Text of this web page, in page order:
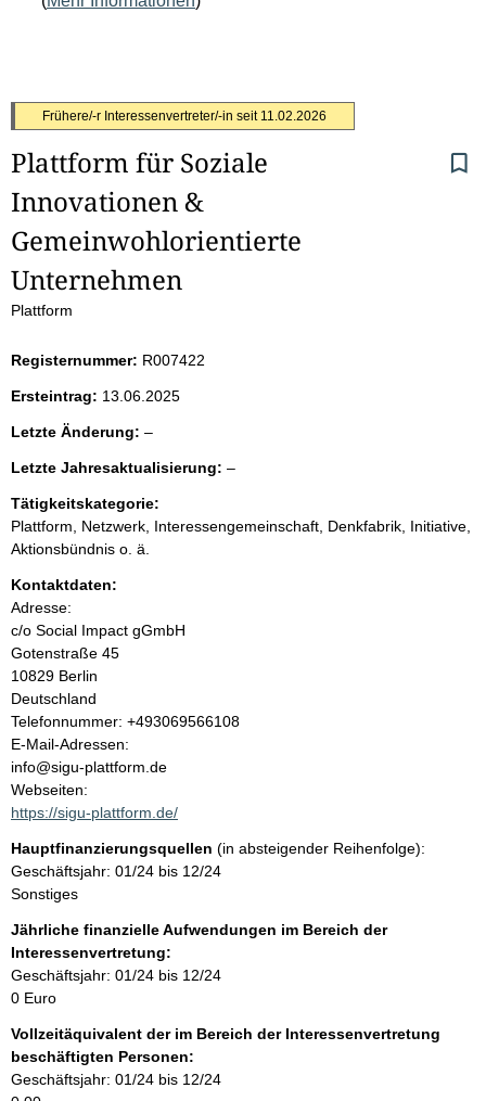
S
e
i
t
e
n
i
n
h
a
l
t
Frühere/-r Interessenvertreter/-in seit 11.02.2026
Plattform für Soziale
Innovationen &
Gemeinwohlorientierte
Unternehmen
Plattform
Registernummer: R007422
Ersteintrag: 13.06.2025
Letzte Änderung: –l
e
r
Letzte Jahresaktualisierung: –l
r
Tätigkeitskategorie:
Plattform, Netzwerk, Interessengemeinschaft, Denkfabrik, Initiative,
Aktionsbündnis o. ä.
Kontaktdaten:
Adresse:
c/o Social Impact gGmbH
Gotenstraße 45
10829 Berlin
Deutschland
K
o
n
t
a
t
i
n
f
o
r
m
t
i
o
Telefonnummer: +493069566108
E-Mail-Adressen:
info@sigu-plattform.de
Webseiten:
https://sigu-plattform.de/
Hauptfinanzierungsquellen (in absteigender Reihenfolge):
Geschäftsjahr: 01/24 bis 12/24
Sonstiges
Jährliche finanzielle Aufwendungen im Bereich der
Interessenvertretung:
Geschäftsjahr: 01/24 bis 12/24
0 Euro
Vollzeitäquivalent der im Bereich der Interessenvertretung
beschäftigten Personen:
Geschäftsjahr: 01/24 bis 12/24